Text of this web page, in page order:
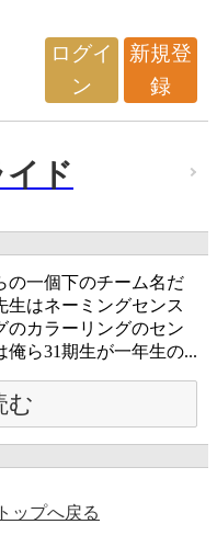
ログイ
ン
新規登
録
ド
の一個下のチーム名だ
生はネーミングセンス
のカラーリングのセン
ら31期生が一年生の...
む
ップへ戻る